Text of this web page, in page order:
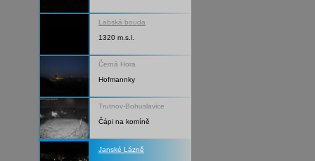
Labská bouda
1320 m.s.l.
Černá Hora
Hofmannky
Trutnov-Bohuslavice
Čápi na komíně
Janské Lázně